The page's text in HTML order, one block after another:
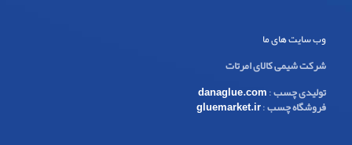
وب سایت های ما
شرکت شیمی کالای امرتات
تولیدی چسب:
danaglue.com
فروشگاه چسب:
gluemarket.ir